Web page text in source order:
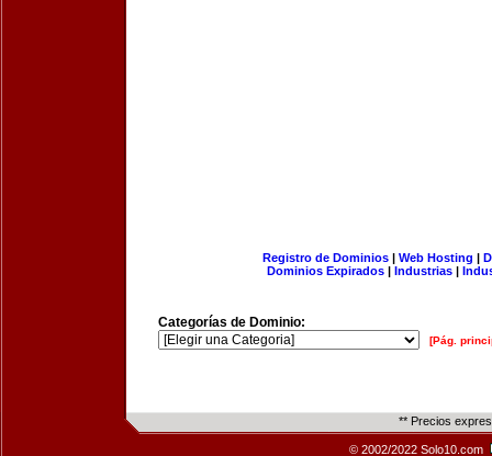
Registro de Dominios| Web Hosting |
Dominios Expirados | Industrias |
Categorías de Dominio:
[Pág.
** Precios
© 2002/2022 Solo10.com